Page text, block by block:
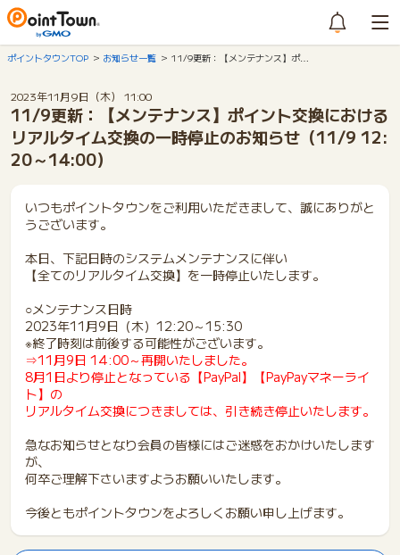
ポイントタウンTOP お知らせ一覧 11/9更新：【メンテナンス】ポ…
2023年11月9日（木） 11:00
11/9更新：【メンテナンス】ポイント交換における
リアルタイム交換の一時停止のお知らせ（11/9 12:
20～14:00）
いつもポイントタウンをご利用いただきまして、誠にありがと
うございます。
本日、下記日時のシステムメンテナンスに伴い
【全てのリアルタイム交換】を一時停止いたします。
○メンテナンス日時
2023年11月9日（木）12:20～15:30
※終了時刻は前後する可能性がございます。
⇒11月9日 14:00～再開いたしました。
8月1日より停止となっている【PayPal】【PayPayマネーライ
ト】の
リアルタイム交換につきましては、引き続き停止いたします。
急なお知らせとなり会員の皆様にはご迷惑をおかけいたします
が、
何卒ご理解下さいますようお願いいたします。
今後ともポイントタウンをよろしくお願い申し上げます。